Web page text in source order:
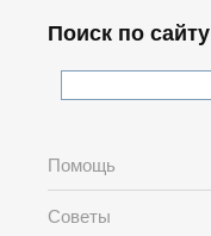
Поиск по сайту
Помощь
Советы